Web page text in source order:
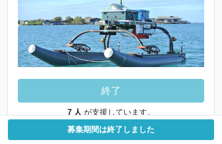
終了
7 人 が支援しています。
（数量制限なし）
募集期間は終了しました